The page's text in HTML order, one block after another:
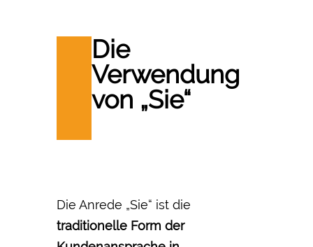
Die
Verwendung
von „Sie“
Die Anrede „Sie“ ist die
traditionelle Form der